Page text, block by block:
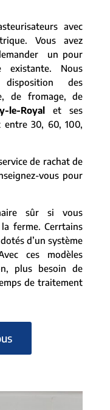
avec
Vous avez
un pour
existante. Nous
des
de fromage, de
le-Royal et ses
entre 30, 60, 100,
de rachat de
vous pour
sûr si vous
ferme. Cerrtains
d’un système
ces modèles
plus besoin de
de traitement